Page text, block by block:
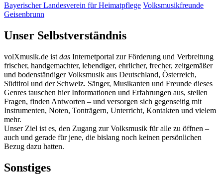
Bayerischer Landesverein für Heimatpflege Volksmusikfreunde
Geisenbrunn
Unser Selbstverständnis
volXmusik.de ist das Internetportal zur Förderung und Verbreitung
frischer, handgemachter, lebendiger, ehrlicher, frecher, zeitgemäßer
und bodenständiger Volksmusik aus Deutschland, Österreich,
Südtirol und der Schweiz. Sänger, Musikanten und Freunde dieses
Genres tauschen hier Informationen und Erfahrungen aus, stellen
Fragen, finden Antworten – und versorgen sich gegenseitig mit
Instrumenten, Noten, Tonträgern, Unterricht, Kontakten und vielem
mehr.
Unser Ziel ist es, den Zugang zur Volksmusik für alle zu öffnen –
auch und gerade für jene, die bislang noch keinen persönlichen
Bezug dazu hatten.
Sonstiges